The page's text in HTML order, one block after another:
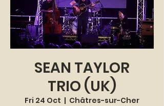
SEAN TAYLOR
TRIO (UK)
Fri 24 Oct
  |
Châtres-sur-Cher